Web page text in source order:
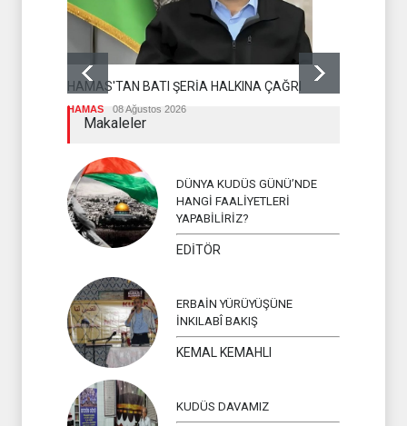
HAMAS'TAN BATI ŞERİA HALKINA ÇAĞRI
HAMAS 08 Ağustos 2026
Makaleler
DÜNYA KUDÜS GÜNÜ’NDE
HANGİ FAALİYETLERİ
YAPABİLİRİZ?
EDİTÖR
ERBAİN YÜRÜYÜŞÜNE
İNKILABÎ BAKIŞ
KEMAL KEMAHLI
KUDÜS DAVAMIZ